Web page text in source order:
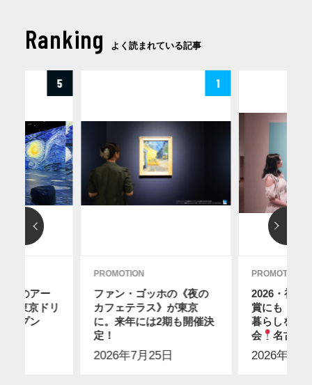
Ranking よく読まれている記事
5
ィのアー
に東京ドリ
ープン
1
PROMOTION
ファン・ゴッホの《夜の
カフェテラス》が東京
に。来年には2期も開催決
定！
2026年7月25日
PROMOTION
2026・初め
賞にも！ス
暮らしを感
会
名古屋
2026年7月